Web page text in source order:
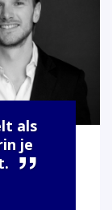
als
je
”